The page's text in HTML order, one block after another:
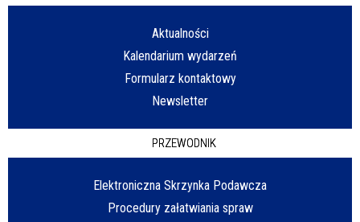
Aktualności
Kalendarium wydarzeń
Formularz kontaktowy
Newsletter
PRZEWODNIK
Elektroniczna Skrzynka Podawcza
Procedury załatwiania spraw